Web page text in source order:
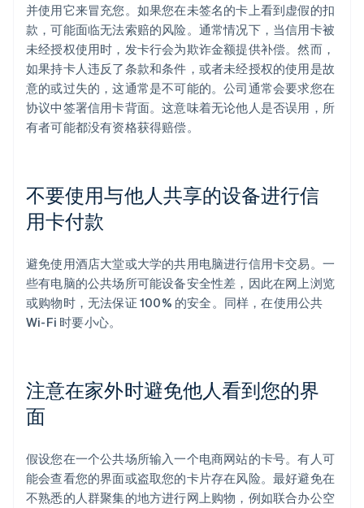
并使用它来冒充您。如果您在未签名的卡上看到虚假的扣
款，可能面临无法索赔的风险。通常情况下，当信用卡被
未经授权使用时，发卡行会为欺诈金额提供补偿。然而，
如果持卡人违反了条款和条件，或者未经授权的使用是故
意的或过失的，这通常是不可能的。公司通常会要求您在
协议中签署信用卡背面。这意味着无论他人是否误用，所
有者可能都没有资格获得赔偿。
不要使用与他人共享的设备进行信
用卡付款
避免使用酒店大堂或大学的共用电脑进行信用卡交易。一
些有电脑的公共场所可能设备安全性差，因此在网上浏览
或购物时，无法保证 100% 的安全。同样，在使用公共
Wi-Fi 时要小心。
注意在家外时避免他人看到您的界
面
假设您在一个公共场所输入一个电商网站的卡号。有人可
能会查看您的界面或盗取您的卡片存在风险。最好避免在
不熟悉的人群聚集的地方进行网上购物，例如联合办公空